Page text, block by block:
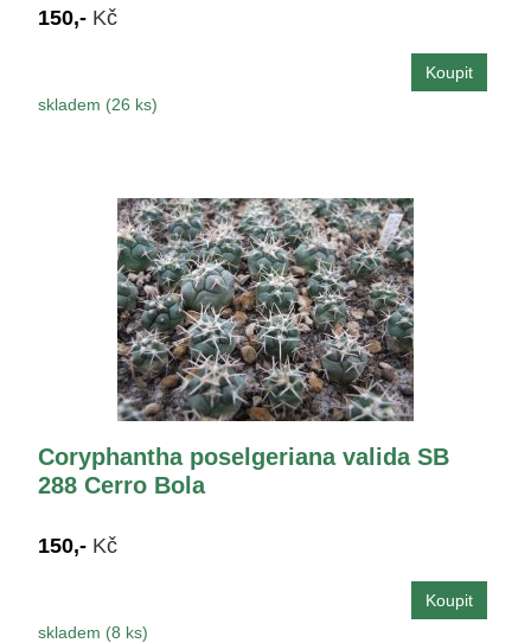
150,- Kč
skladem (26 ks)
Coryphantha poselgeriana valida SB
288 Cerro Bola
150,- Kč
skladem (8 ks)